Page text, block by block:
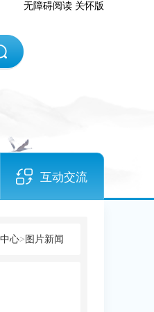
无障碍阅读 关怀版
互动交流
心> 图片新闻